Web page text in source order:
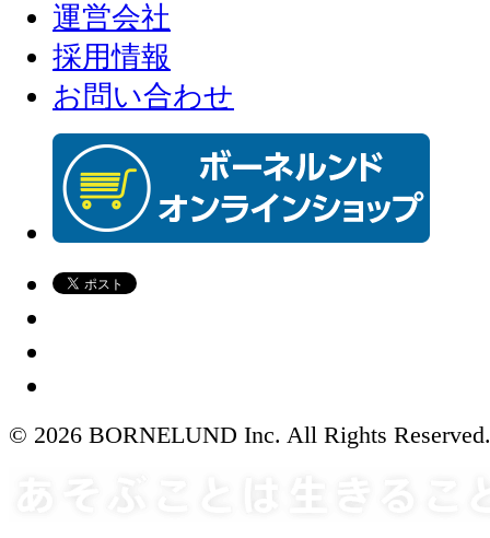
運営会社
採用情報
お問い合わせ
© 2026 BORNELUND Inc. All Rights Reserved.